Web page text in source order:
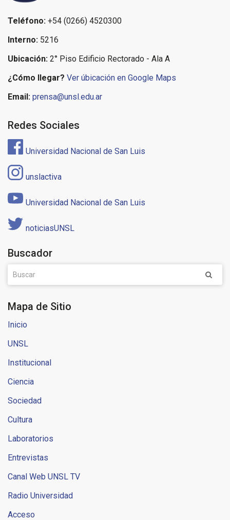
Teléfono: +54 (0266) 4520300
Interno: 5216
Ubicación: 2° Piso Edificio Rectorado - Ala A
¿Cómo llegar? Ver úbicación en Google Maps
Email: prensa@unsl.edu.ar
Redes Sociales
Universidad Nacional de San Luis
unslactiva
Universidad Nacional de San Luis
noticiasUNSL
Buscador
Mapa de Sitio
Inicio
UNSL
Institucional
Ciencia
Sociedad
Cultura
Laboratorios
Entrevistas
Canal Web UNSL TV
Radio Universidad
Acceso